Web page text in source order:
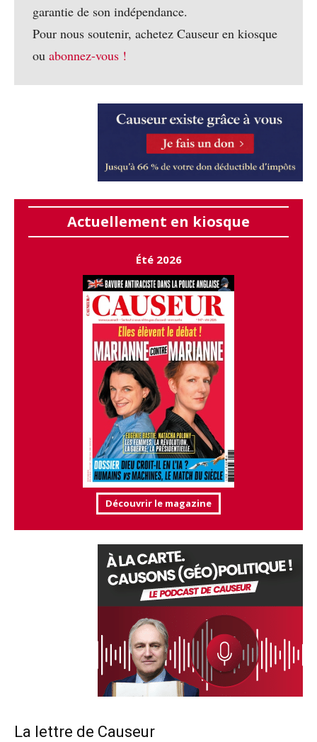
garantie de son indépendance.
Pour nous soutenir, achetez Causeur en kiosque
ou abonnez-vous !
Actuellement en kiosque
Été 2026
Découvrir le magazine
La lettre de Causeur